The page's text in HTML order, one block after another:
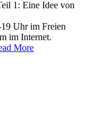
1: Eine Idee von
Uhr im Freien
im Internet.
More